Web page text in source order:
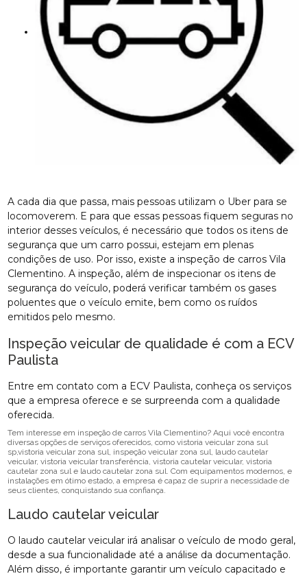
A cada dia que passa, mais pessoas utilizam o Uber para se
locomoverem. E para que essas pessoas fiquem seguras no
interior desses veículos, é necessário que todos os itens de
segurança que um carro possui, estejam em plenas
condições de uso. Por isso, existe a inspeção de carros Vila
Clementino. A inspeção, além de inspecionar os itens de
segurança do veículo, poderá verificar também os gases
poluentes que o veículo emite, bem como os ruídos
emitidos pelo mesmo.
Inspeção veicular de qualidade é com a ECV
Paulista
Entre em contato com a ECV Paulista, conheça os serviços
que a empresa oferece e se surpreenda com a qualidade
oferecida.
Tem interesse em inspeção de carros Vila Clementino? Aqui você encontra
diversas opções de serviços oferecidos, como vistoria veicular zona sul
sp,vistoria veicular zona sul, inspeção veicular zona sul, laudo cautelar
veicular, vistoria veicular transferência, vistoria cautelar veicular, vistoria
cautelar zona sul e laudo cautelar zona sul. Com equipamentos modernos, e
instalações em ótimo estado, a empresa é capaz de suprir a necessidade de
seus clientes, conquistando sua confiança.
Laudo cautelar veicular
O laudo cautelar veicular irá analisar o veículo de modo geral,
desde a sua funcionalidade até a análise da documentação.
Além disso, é importante garantir um veículo capacitado e